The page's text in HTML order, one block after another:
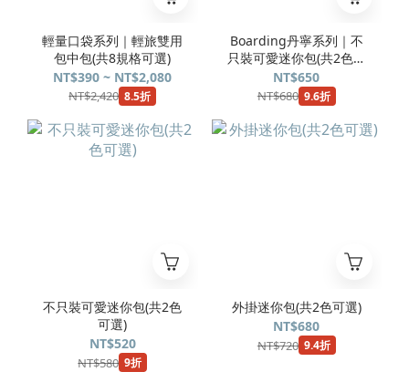
輕量口袋系列｜輕旅雙用
包中包(共8規格可選)
NT$390 ~ NT$2,080
NT$2,420 8.5折
Boarding丹寧系列｜不
只裝可愛迷你包(共2色可
選)
NT$650
NT$680 9.6折
不只裝可愛迷你包(共2色
可選)
NT$520
NT$580 9折
外掛迷你包(共2色可選)
NT$680
NT$720 9.4折